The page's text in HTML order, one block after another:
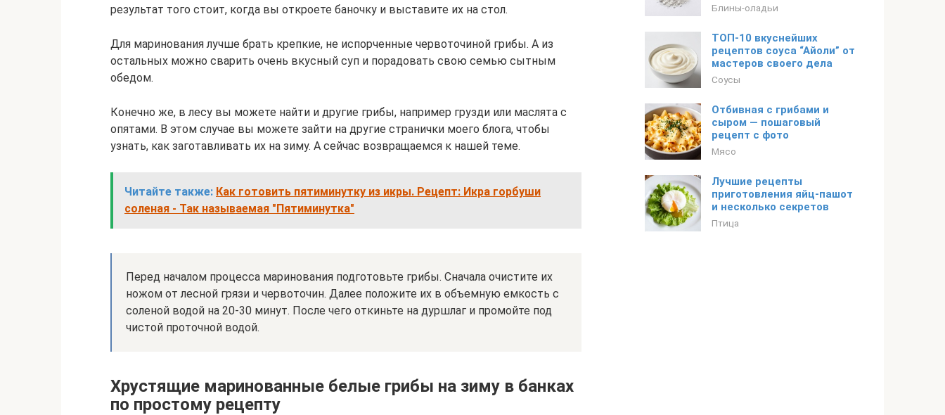
результат того стоит, когда вы откроете баночку и выставите их на стол.
Для маринования лучше брать крепкие, не испорченные червоточиной грибы. А из
остальных можно сварить очень вкусный суп и порадовать свою семью сытным
обедом.
Конечно же, в лесу вы можете найти и другие грибы, например грузди или маслята с
опятами. В этом случае вы можете зайти на другие странички моего блога, чтобы
узнать, как заготавливать их на зиму. А сейчас возвращаемся к нашей теме.
Читайте также: Как готовить пятиминутку из икры. Рецепт: Икра горбуши
соленая - Так называемая "Пятиминутка"
Перед началом процесса маринования подготовьте грибы. Сначала очистите их
ножом от лесной грязи и червоточин. Далее положите их в объемную емкость с
соленой водой на 20-30 минут. После чего откиньте на дуршлаг и промойте под
чистой проточной водой.
Хрустящие маринованные белые грибы на зиму в банках
по простому рецепту
Блины-оладьи
ТОП-10 вкуснейших
рецептов соуса “Айоли” от
мастеров своего дела
Соусы
Отбивная с грибами и
сыром — пошаговый
рецепт с фото
Мясо
Лучшие рецепты
приготовления яйц-пашот
и несколько секретов
Птица